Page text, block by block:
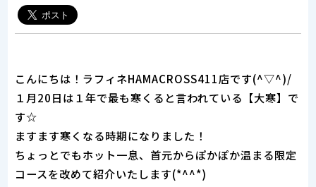
こんにちは！ラフィネHAMACROSS411店です(^▽^)/
１月20日は１年で最も寒くると言われている【大寒】で
す☆
ますます寒くなる時期になりました！
ちょっとでもホット一息、首元からぽかぽか温まる限定
コースを改めて紹介いたします(*^^*)